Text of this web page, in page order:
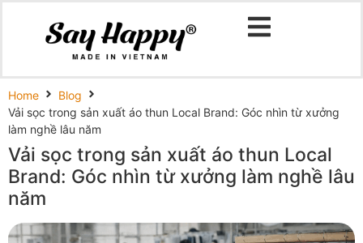
Home
Blog
Vải sọc trong sản xuất áo thun Local Brand: Góc nhìn từ xưởng
làm nghề lâu năm
Vải sọc trong sản xuất áo thun Local
Brand: Góc nhìn từ xưởng làm nghề lâu
năm